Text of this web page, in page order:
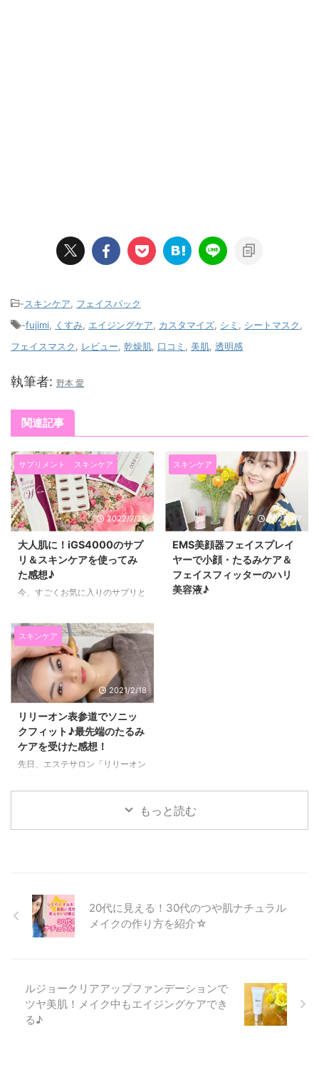
-スキンケア, フェイスパック
-fujimi, くすみ, エイジングケア, カスタマイズ, シミ , シートマスク,
フェイスマスク, レビュー, 乾燥肌, 口コミ , 美肌, 透明感
執筆者: 野本 愛
関連記事
サプリメント スキンケア
2022/7/25
大人肌に！iGS4000のサプ
リ＆スキンケアを使ってみ
た感想♪
今、すごくお気に入りのサプリと
れが、 iGS4000サプリとiGSダ
ブルセラム、iGS4000ジェルで
す。 私は、肌荒れをしている期
間がとても長くて、 今までいろ
いろなスキンケアを試してきまし
た。 一見いいな！と思っても、
長く使うとまた実感できなくなっ
たりするものも多く なかなか心
から気に入るものに出会えません
でした。 ↓これがあれこれ使っ
てもなかなか肌がよくならなかっ
り、 他にもいろいろ体の内側か
ら変えたことはありましたが、
スキンケア
2021/4/7
EMS美顔器フェイスプレイ
ヤーで小顔・たるみケア＆
フェイスフィッターのハリ
美容液♪
使えないなっていうレベルのもの
だったんですけど、 これは、見
スキンケア
2021/2/18
リリーオン表参道でソニッ
クフィット♪最先端のたるみ
ケアを受けた感想！
先日、エステサロン「リリーオン
ットの施術を受けてきました！
最近気になっているのが、たるみ
ットは、筋膜にアプローチして
リフトアップだけではなく、シワ
や美肌ケアができる施術です。
お化粧スペースが白を基調とした
オン表参道でソニック ...
もっと読む
20代に見える！30代のつや肌ナチュラル
メイクの作り方を紹介☆
ルジョークリアアップファンデーションで
ツヤ美肌！メイク中もエイジングケアでき
る♪